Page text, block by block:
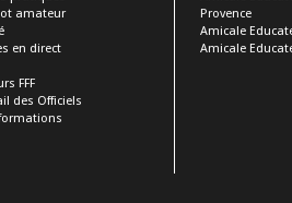
amateur
en direct
FFF
des Officiels
Provence
Amicale
Amicale